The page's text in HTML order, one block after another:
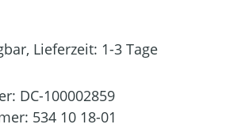
Lieferzeit: 1-3 Tage
DC-100002859
534 10 18-01